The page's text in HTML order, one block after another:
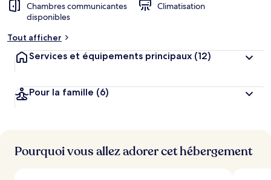
Chambres communicantes
disponibles
Climatisation
Tout afficher
Services et équipements principaux (12)
Pour la famille (6)
Pourquoi vous allez adorer cet hébergement